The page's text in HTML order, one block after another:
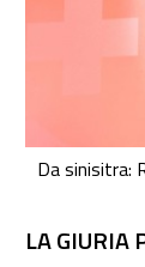
Da sinisitra:
LA GIURIA